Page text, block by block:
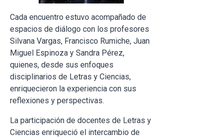
Cada encuentro estuvo acompañado de
espacios de diálogo con los profesores
Silvana Vargas, Francisco Rumiche, Juan
Miguel Espinoza y Sandra Pérez,
quienes, desde sus enfoques
disciplinarios de Letras y Ciencias,
enriquecieron la experiencia con sus
reflexiones y perspectivas.
La participación de docentes de Letras y
Ciencias enriqueció el intercambio de